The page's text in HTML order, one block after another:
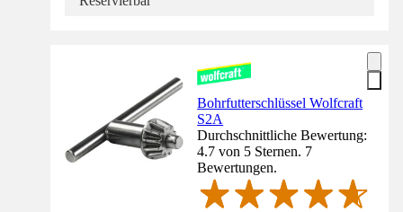
Bohrfutterschlüssel Wolfcraft
S2A
Durchschnittliche Bewertung:
4.7 von 5 Sternen. 7
Bewertungen.